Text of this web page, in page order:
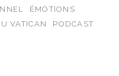
ÉMOTIONS
VATICAN
PODCAST